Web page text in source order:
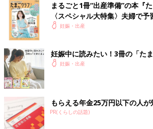
まるごと1冊“出産準備”の本『
〈スペシャル大特集〉夫婦で
妊娠・出産
妊娠中に読みたい！3冊の「たま
妊娠・出産
もらえる年金25万円以下の人が
PR(くらしの話題)